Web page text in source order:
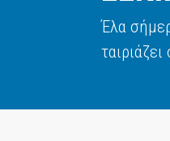
Έλα